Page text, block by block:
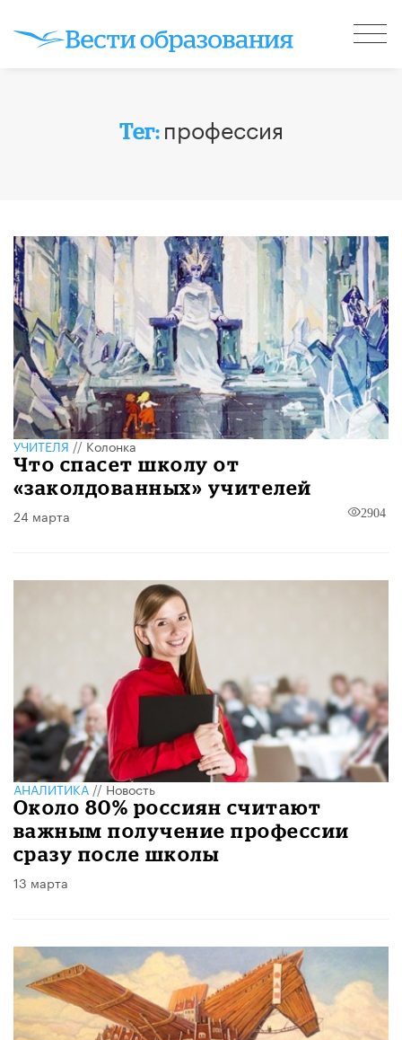
Тег: профессия
УЧИТЕЛЯ//Колонка
Что спасет школу от
«заколдованных» учителей
24 марта 2904
АНАЛИТИКА//Новость
Около 80% россиян считают
важным получение профессии
сразу после школы
13 марта